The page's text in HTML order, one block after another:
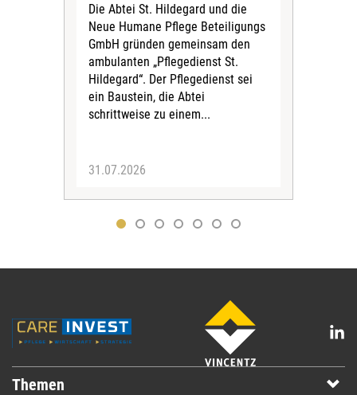
Die Abtei St. Hildegard und die
Neue Humane Pflege Beteiligungs
GmbH gründen gemeinsam den
ambulanten „Pflegedienst St.
Hildegard“. Der Pflegedienst sei
ein Baustein, die Abtei
schrittweise zu einem...
31.07.2026
Themen